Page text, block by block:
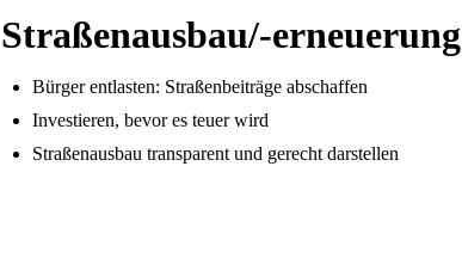
Straßenausbau/-erneuerung
Bürger entlasten: Straßenbeiträge abschaffen
Investieren, bevor es teuer wird
Straßenausbau transparent und gerecht darstellen